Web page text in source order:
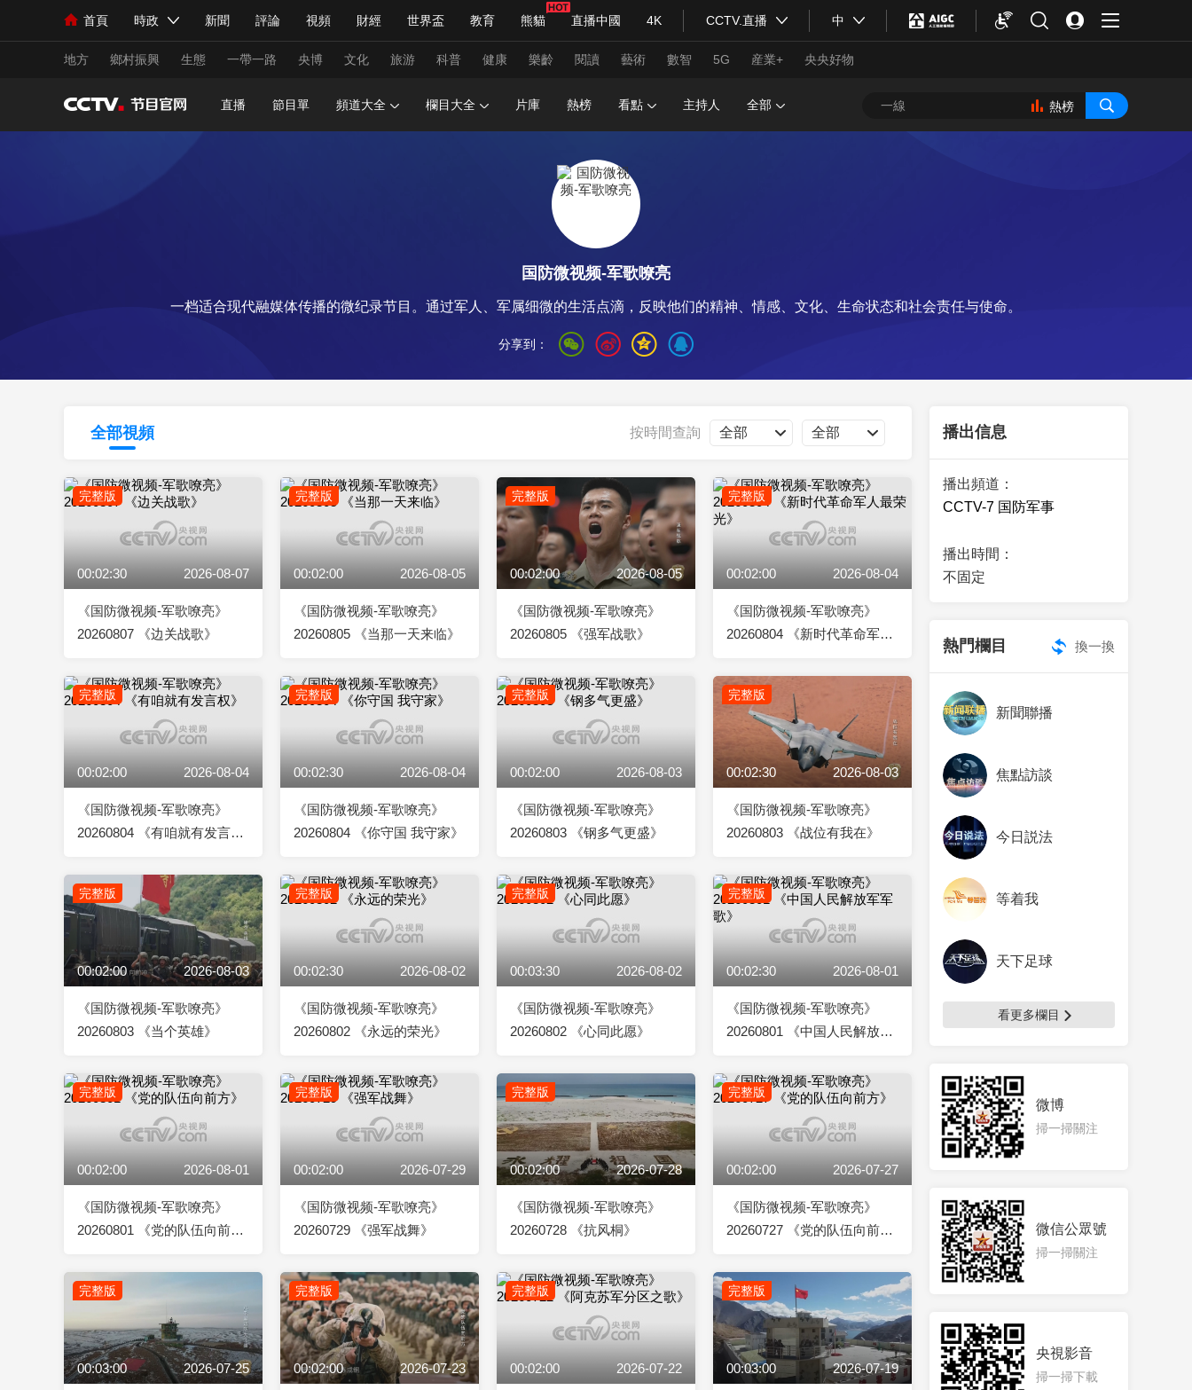
首頁 時政 新聞 評論 視頻 財經 世界盃 教育 熊貓 直播中國 4K CCTV.直播 中
人民領袖習近平 聯播+ 中國領導人 央視快評 習式妙語 熱解讀 天天學習
直播 片庫 欄目大全 節目單 聽音 微視頻 主持人 下載央視影音
海外頻道 iPanda English Монгол
地方 鄉村振興 生態 一帶一路 央博 文化 旅游 科普 健康 樂齡 閱讀 藝術 數智 5G 産業+ 央央好物
人物
央視網評 光華銳評
4K專區 全景新聞
前線 比劃 快看 藍海中國 新兵請入列 人生第一次 人生第二次
NBA 中超 國足 國際足球
VIP會員 CCTV奧林匹克頻道 生活體育大會 體育江湖 文化體育 冰雪道路 足球道路
財經 教育 科普 健康 樂齡 閱讀 藝術 汽車 數智 5G
網展 央央好物
CCTV.節目官網 直播 節目單 欄目 收視榜 總台企業白名單
直播 節目單 頻道大全 欄目大全 片庫 熱榜 看點 主持人 全部 熱榜
国防微视频-军歌嘹亮
一档适合现代融媒体传播的微纪录节目。通过军人、军属细微的生活点滴，反映他们的精神、情感、文化、生命状态和社会责任与使命。
分享到：
全部視頻 按時間查詢
完整版
00:02:30 2026-08-07
《国防微视频-军歌嘹亮》
20260807 《边关战歌》
完整版
00:02:00 2026-08-05
《国防微视频-军歌嘹亮》
20260805 《当那一天来临》
完整版
00:02:00 2026-08-05
《国防微视频-军歌嘹亮》
20260805 《强军战歌》
完整版
00:02:00 2026-08-04
《国防微视频-军歌嘹亮》
20260804 《新时代革命军人
完整版
00:02:00 2026-08-04
《国防微视频-军歌嘹亮》
20260804 《有咱就有发言
完整版
00:02:30 2026-08-04
《国防微视频-军歌嘹亮》
20260804 《你守国 我守家》
完整版
00:02:00 2026-08-03
《国防微视频-军歌嘹亮》
20260803 《钢多气更盛》
完整版
00:02:30 2026-08-03
《国防微视频-军歌嘹亮》
20260803 《战位有我在》
完整版
00:02:00 2026-08-03
《国防微视频-军歌嘹亮》
20260803 《当个英雄》
完整版
00:02:30 2026-08-02
《国防微视频-军歌嘹亮》
20260802 《永远的荣光》
完整版
00:03:30 2026-08-02
《国防微视频-军歌嘹亮》
20260802 《心同此愿》
完整版
00:02:30 2026-08-01
《国防微视频-军歌嘹亮》
20260801 《中国人民解放军
完整版
00:02:00 2026-08-01
《国防微视频-军歌嘹亮》
20260801 《党的队伍向前
完整版
00:02:00 2026-07-29
《国防微视频-军歌嘹亮》
20260729 《强军战舞》
完整版
00:02:00 2026-07-28
《国防微视频-军歌嘹亮》
20260728 《抗风桐》
完整版
00:02:00 2026-07-27
《国防微视频-军歌嘹亮》
20260727 《党的队伍向前
完整版
00:03:00 2026-07-25
完整版
00:02:00 2026-07-23
完整版
00:02:00 2026-07-22
完整版
00:03:00 2026-07-19
播出信息
播出頻道：
CCTV-7 国防军事
播出時間：
不固定
熱門欄目
新聞聯播
焦點訪談
今日説法
等着我
天下足球
換一換
看更多欄目
微博
掃一掃關注
微信公眾號
掃一掃關注
央視影音
掃一掃下載